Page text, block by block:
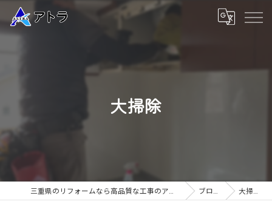
大掃除
三重県のリフォームなら高品質な工事のアトラ ブログ 大掃除